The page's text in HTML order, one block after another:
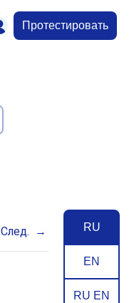
Протестировать
RU
EN
RU EN
След.